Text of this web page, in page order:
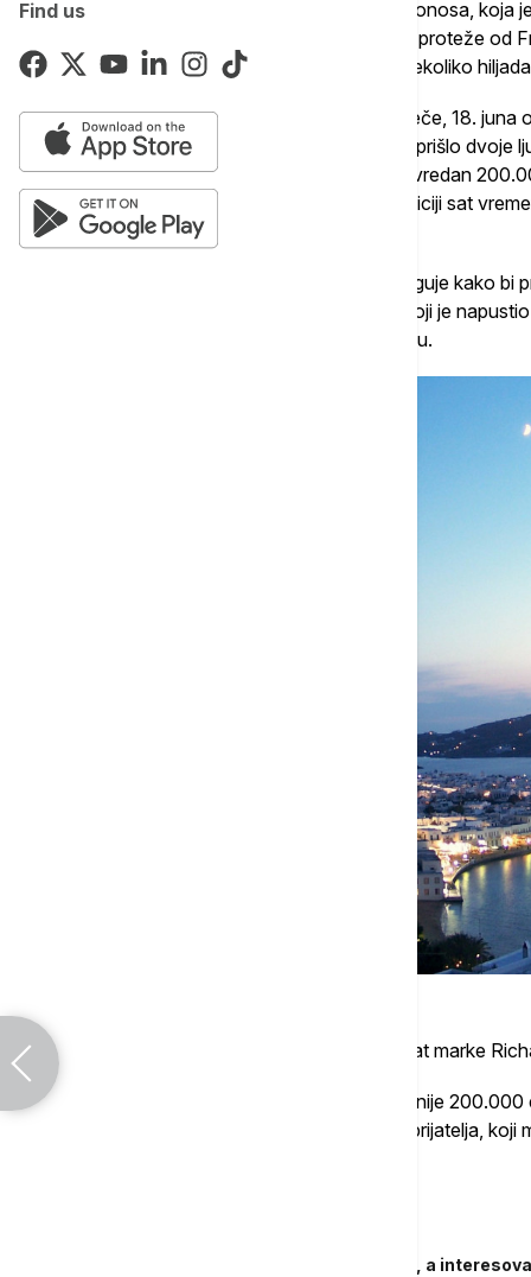
Find usNa kraju, jedini pobednik bila je policija Mikonosa, koja
identifikuje svetski poznatu bandu koja se proteže od
otimajući kolekcionarske satove vredne nekoliko
"Nalazim se na odmoru na Mikonosu. Uveče, 18.
izlazne kapije, u pešačkoj ulici mi je s leđa prišlo dvoje
je strgao sa ruke ručni sat koji sam nosio, vredan
odmah su pobegli", rekao je Švajcarac policiji sat
počinilaca.
Policija Mikonosa morala je odmah da reaguje kako
ostrvo. Međutim, dan kasnije Švajcarac, koji je
i daje novo svedočenje koje menja situaciju.
Kako je rekao u svojoj prvoj izjavi da je "sat marke
"U pitanju je verna kopija i njena vrednost nije
da to nije original jer je to bio poklon mog prijatelja,
Ulaz na žurku 1.299 evra, lokacija tajna, a